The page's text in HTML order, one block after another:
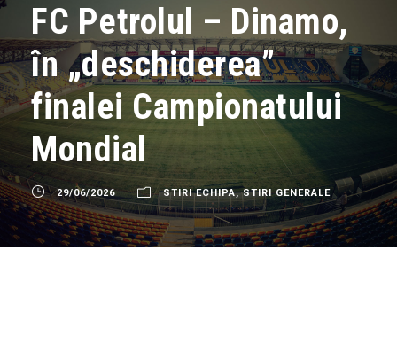
FC Petrolul – Dinamo,
în „deschiderea”
finalei Campionatului
Mondial
29/06/2026 STIRI ECHIPA, STIRI GENERALE